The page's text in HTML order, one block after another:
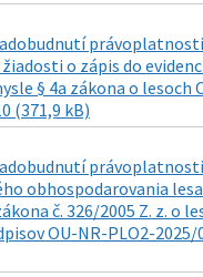
o zápis do
§ 4a zákona o lesoch
(371,9 kB)
obhospodarovania lesa
č. 326/2005 Z. z. o
OU-NR-PLO2-2025/